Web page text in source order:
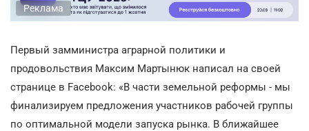
Реклама
Первый замминистра аграрной политики и
продовольствия Максим Мартынюк написал на своей
странице в Facebook: «В части земельной реформы - мы
финализируем предложения участников рабочей группы
по оптимальной модели запуска рынка. В ближайшее